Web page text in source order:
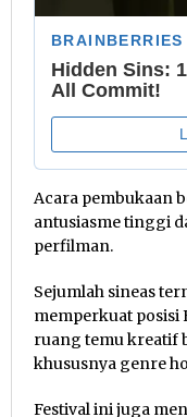
Acara pembukaan
antusiasme tinggi
perfilman.
Sejumlah sineas
memperkuat posisi
ruang temu kreatif
khususnya genre
Festival ini juga